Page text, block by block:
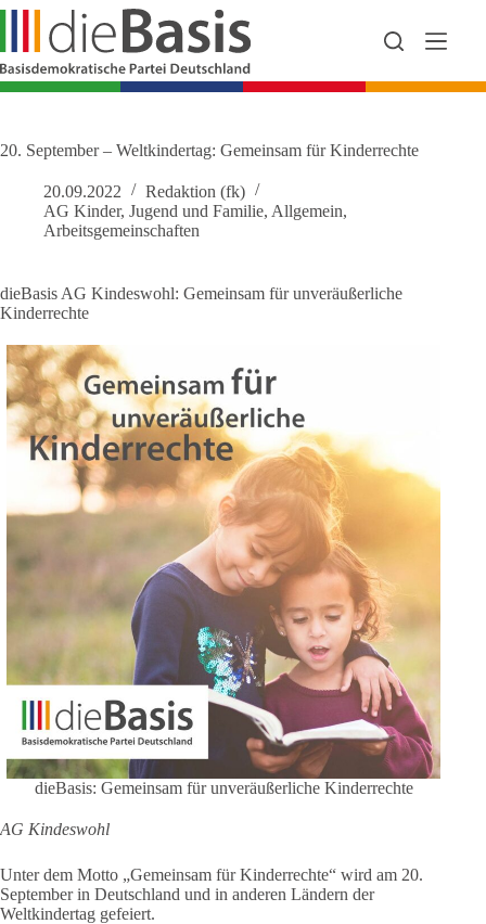
Zum
springen
20. September – Weltkindertag: Gemeinsam für Kinderrechte
20.09.2022
Redaktion (fk)
AG Kinder, Jugend und Familie, Allgemein,
Arbeitsgemeinschaften
dieBasis AG Kindeswohl: Gemeinsam für unveräußerliche
Kinderrechte
dieBasis: Gemeinsam für unveräußerliche Kinderrechte
AG Kindeswohl
Unter dem Motto „Gemeinsam für Kinderrechte“ wird am 20.
September in Deutschland und in anderen Ländern der
Weltkindertag gefeiert.